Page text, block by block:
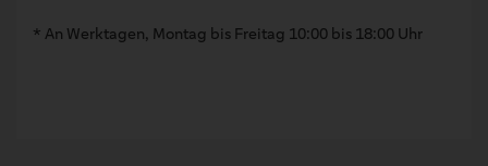
* An Werktagen, Montag bis Freitag 10:00 bis 18:00 Uhr